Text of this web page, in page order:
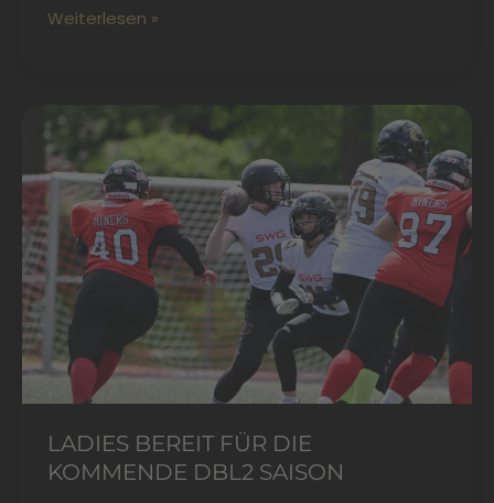
Weiterlesen »
LADIES BEREIT FÜR DIE
KOMMENDE DBL2 SAISON
Ladies
bereit
für
die
kommende
DBL2
Saison